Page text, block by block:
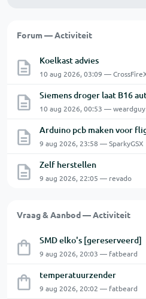
Forum — Activiteit
Koelkast advies
10 aug 2026, 03:09 —
Siemens droger laat B16
10 aug 2026, 00:53 — weardguy
Arduino pcb maken voor
9 aug 2026, 23:58 — SparkyGSX
Zelf herstellen
9 aug 2026, 22:05 — revado
Vraag & Aanbod — Activiteit
SMD elko's [gereserveerd]
9 aug 2026, 20:03 — fatbeard
temperatuurzender
9 aug 2026, 20:02 — fatbeard